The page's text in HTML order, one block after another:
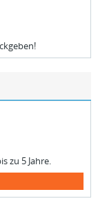
zu 5 Jahre.